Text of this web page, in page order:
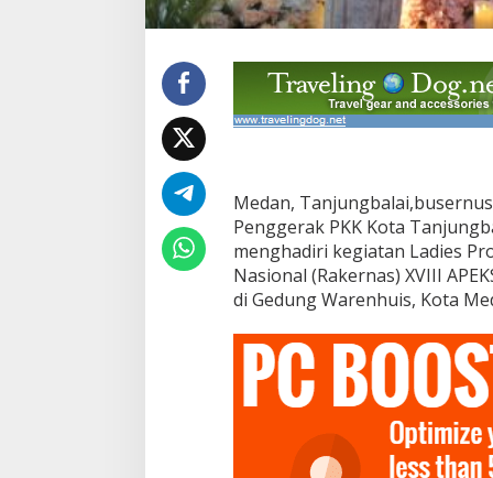
P
o
g
r
a
l
a
m
R
a
k
r
n
a
s
V
Medan,
Penggerak PKK Kota
menghadiri kegiatan Ladies
Nasional (Rakernas) XVIII
di Gedung Warenhuis, Kota